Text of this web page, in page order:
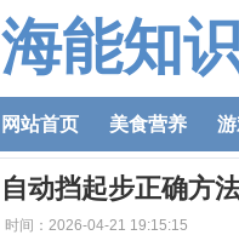
海能知
网站首页 美食营养
自动挡起步正确方
时间：2026-04-21 19:15:15